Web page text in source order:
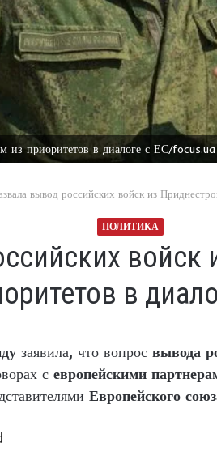
из приоритетов в диалоге с ЕС/focus.ua
вывод российских войск из
ПОЛИТИКА
в
заявила, что вопрос вывода
с европейскими
Европейского